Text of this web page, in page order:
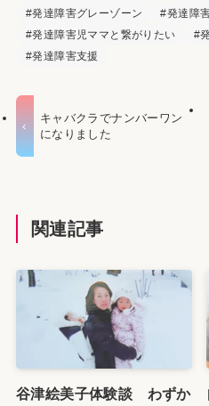
#発達障害グレーゾーン
#発達障
#発達障害児ママと繋がりたい
#
#発達障害支援
キャバクラでナンバーワン
になりました
関連記事
谷津絵美子体験談 わずか